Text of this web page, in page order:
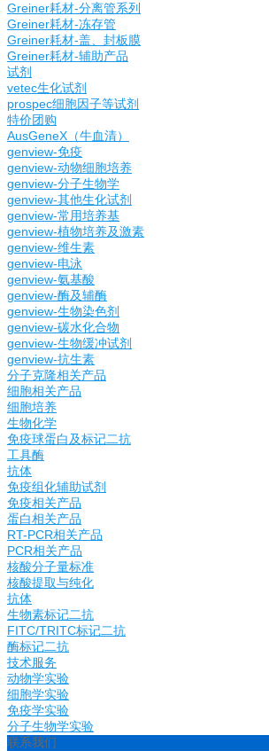
Greiner耗材-分离管系列
Greiner耗材-冻存管
Greiner耗材-盖、封板膜
Greiner耗材-辅助产品
试剂
vetec生化试剂
prospec细胞因子等试剂
特价团购
AusGeneX（牛血清）
genview-免疫
genview-动物细胞培养
genview-分子生物学
genview-其他生化试剂
genview-常用培养基
genview-植物培养及激素
genview-维生素
genview-电泳
genview-氨基酸
genview-酶及辅酶
genview-生物染色剂
genview-碳水化合物
genview-生物缓冲试剂
genview-抗生素
分子克隆相关产品
细胞相关产品
细胞培养
生物化学
免疫球蛋白及标记二抗
工具酶
抗体
免疫组化辅助试剂
免疫相关产品
蛋白相关产品
RT-PCR相关产品
PCR相关产品
核酸分子量标准
核酸提取与纯化
抗体
生物素标记二抗
FITC/TRITC标记二抗
酶标记二抗
技术服务
动物学实验
细胞学实验
免疫学实验
分子生物学实验
联系我们